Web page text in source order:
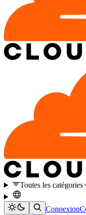
Toutes les catégories
Connexion